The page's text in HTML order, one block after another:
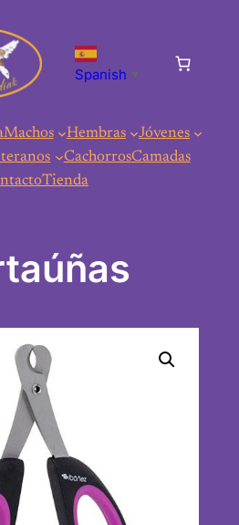
Spanish ▼
Machos Hembras
Jóvenes
CachorrosCamadas
Tienda